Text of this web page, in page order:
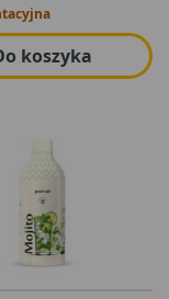
koszyka